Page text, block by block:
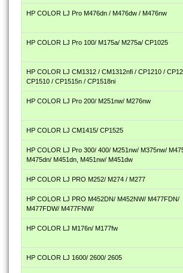
HP COLOR LJ Pro M476dn / M476dw / M476nw
HP COLOR LJ Pro 100/ M175a/ M275a/ CP1025
HP COLOR LJ CM1312 / CM1312nfi / CP1210 /
CP1510 / CP1515n / CP1518ni
HP COLOR LJ Pro 200/ M251nw/ M276nw
HP COLOR LJ CM1415/ CP1525
HP COLOR LJ Pro 300/ 400/ M251nw/ M375nw/
M475dn/ M451dn, M451nw/ M451dw
HP COLOR LJ PRO M252/ M274 / M277
HP COLOR LJ PRO M452DN/ M452NW/ M477FDN/
M477FDW/ M477FNW/
HP COLOR LJ M176n/ M177fw
HP COLOR LJ 1600/ 2600/ 2605